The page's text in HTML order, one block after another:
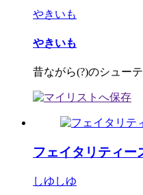
やきいも
やきいも
昔ながら(?)のシュー
フェイタリティー
しゆしゆ